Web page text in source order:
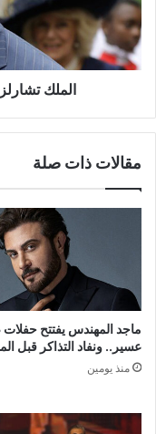
الرجال
الملك
مقالات ذات صلة
ماجد المهندس يفتتح
عسير.. ونفاد التذاكر قبل
منذ يومين